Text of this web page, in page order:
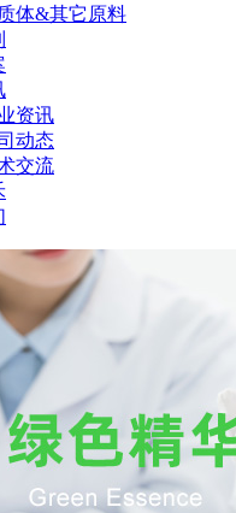
体&其它原料
资讯
动态
交流